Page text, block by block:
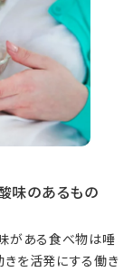
味のあるもの
がある食べ物は唾
を活発にする働き